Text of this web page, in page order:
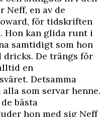
Neff, en av de
för tidskriften
Hon kan glida runt i
samtidigt som hon
dricks. De trängs för
en
Detsamma
som servar henne.
bästa
hon med sig Neff